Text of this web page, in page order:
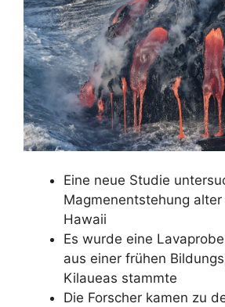
Eine neue Studie
Magmenentstehung
Hawaii
Es wurde eine
aus einer frühen
Kilaueas stammte
Die Forscher kamen zu